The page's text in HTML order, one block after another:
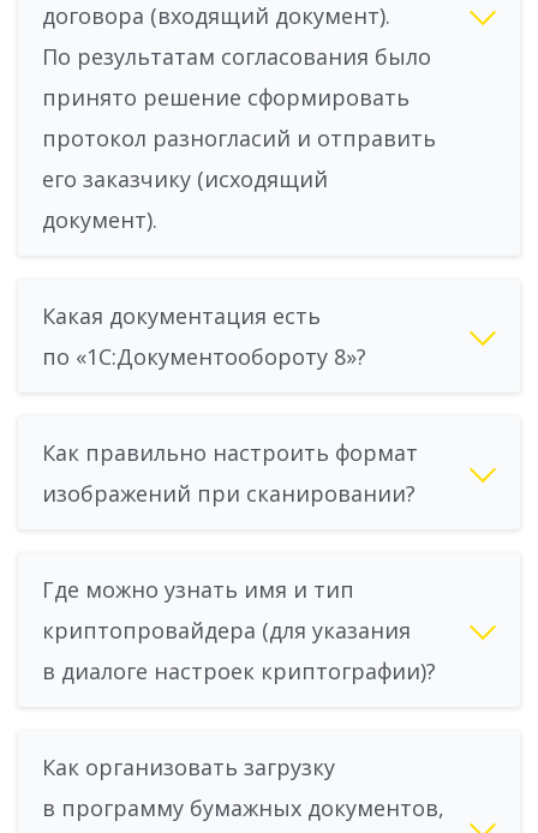
договора (входящий документ).
По результатам согласования было
принято решение сформировать
протокол разногласий и отправить
его заказчику (исходящий
документ).
Какая документация есть
по «1С:Документообороту 8»?
Как правильно настроить формат
изображений при сканировании?
Где можно узнать имя и тип
криптопровайдера (для указания
в диалоге настроек криптографии)?
Как организовать загрузку
в программу бумажных документов,